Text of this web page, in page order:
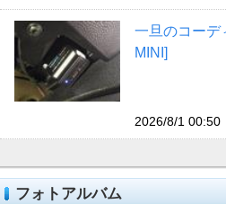
一旦のコーデ
MINI]
2026/8/1 00:50
フォトアルバム